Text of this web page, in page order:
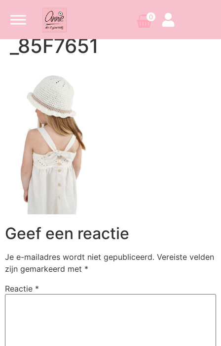
0
_85F7651
Geef een reactie
Je e-mailadres wordt niet gepubliceerd. Vereiste velden
zijn gemarkeerd met *
Reactie *